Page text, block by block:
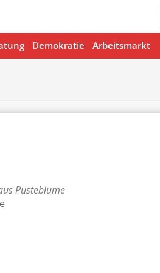
Demokratie Arbeitsmarkt
Pusteblume